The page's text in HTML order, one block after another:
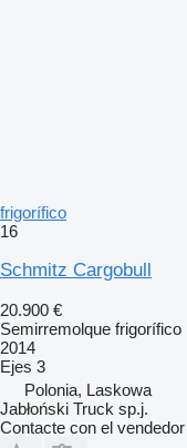
frigorífico
16
Schmitz Cargobull
20.900 €
Semirremolque frigorífico
2014
Ejes 3
Polonia, Laskowa
Jabłoński Truck sp.j.
Contacte con el vendedor